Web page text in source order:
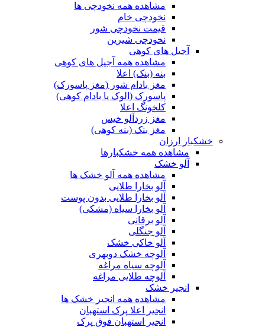
مشاهده همه نخودچی ها
نخودچی خام
قیمت نخودچی شور
نخودچی شیرین
آجیل های کوهی
مشاهده همه آجیل های کوهی
بنه (بنک) اعلا
مغز بادام شور (مغز پاسورک)
پاسورک (الوک یا بادام کوهی)
کلخونگ اعلا
مغز زردآلو خیس
مغز بنک (بنه کوهی)
خشکبار ارزان
مشاهده همه خشکبارها
آلو خشک
مشاهده همه آلو خشک ها
آلو بخارا طلایی
آلو بخارا طلایی بدون پوست
آلو بخارا سیاه (مشکی)
آلو برقانی
آلو جنگلی
آلو خاکی خشک
آلوچه خشک دوبهری
آلوچه سیاه مراغه
آلوچه طلایی مراغه
انجیر خشک
مشاهده همه انجیر خشک ها
انجیر اعلا پرک استهبان
انجیر استهبان فوق پرک